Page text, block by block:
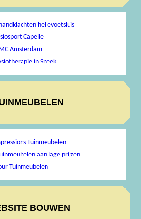
hellevoetsluis
Capelle
Amsterdam
in Sneek
Tuinmeubelen
aan lage prijzen
Tuinmeubelen
BOUWEN